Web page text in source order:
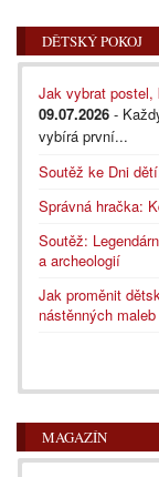
DĚTSKÝ POKOJ
Jak vybrat
09.07.2026 -
vybírá první...
Soutěž ke Dni
Správná hračka:
Soutěž:
a archeologií
Jak proměnit
nástěnných maleb
MAGAZÍN